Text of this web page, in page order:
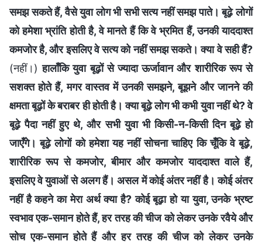
समझ सकते हैं, वैसे युवा लोग भी सभी सत्य नहीं समझ पाते। बूढ़े लोगों
को हमेशा भ्रांति होती है, वे मानते हैं कि वे भ्रमित हैं, उनकी याददाश्त
कमजोर है, और इसलिए वे सत्य को नहीं समझ सकते। क्या वे सही हैं?
(नहीं।)हालाँकि युवा बूढ़ों से ज्यादा ऊर्जावान और शारीरिक रूप से
सशक्त होते हैं, मगर वास्तव में उनकी समझने, बूझने और जानने की
क्षमता बूढ़ों के बराबर ही होती है। क्या बूढ़े लोग भी कभी युवा नहीं थे? वे
बूढ़े पैदा नहीं हुए थे, और सभी युवा भी किसी-न-किसी दिन बूढ़े हो
जाएँगे। बूढ़े लोगों को हमेशा यह नहीं सोचना चाहिए कि चूँकि वे बूढ़े,
शारीरिक रूप से कमजोर, बीमार और कमजोर याददाश्त वाले हैं,
इसलिए वे युवाओं से अलग हैं। असल में कोई अंतर नहीं है। कोई अंतर
नहीं है कहने का मेरा अर्थ क्या है? कोई बूढ़ा हो या युवा, उनके भ्रष्ट
स्वभाव एक-समान होते हैं, हर तरह की चीज को लेकर उनके रवैये और
सोच एक-समान होते हैं और हर तरह की चीज को लेकर उनके